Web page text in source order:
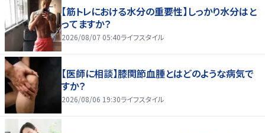
【筋トレにおける水分の重要性】しっかり水分はと
ってますか？
2026/08/07 05:40ライフスタイル
【医師に相談】膝関節血腫とはどのような病気で
すか？
2026/08/06 19:30ライフスタイル